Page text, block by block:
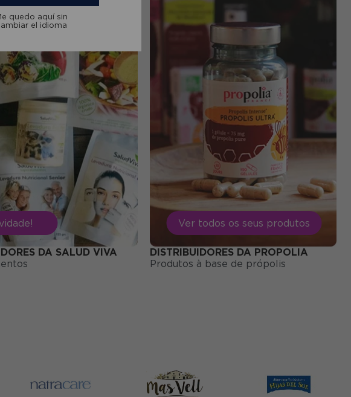
DA SALUD VIVA
Ver todos os seus produtos
DISTRIBUIDORES DA PROPOLIA
Produtos à base de própolis
quedo aquí sin
el idioma